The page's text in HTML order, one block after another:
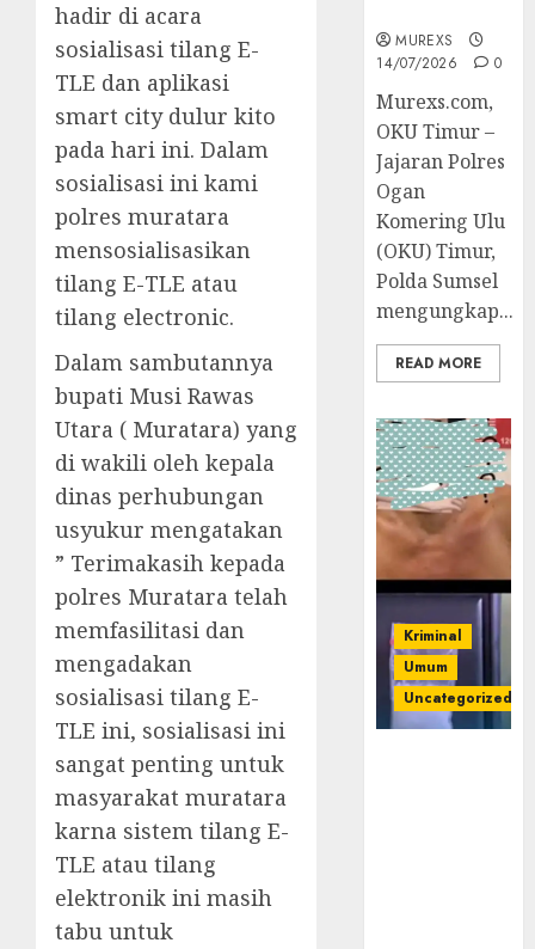
hadir di acara
sosialisasi tilang E-
TLE dan aplikasi
smart city dulur kito
pada hari ini. Dalam
sosialisasi ini kami
polres muratara
mensosialisasikan
tilang E-TLE atau
tilang electronic.
Dalam sambutannya
bupati Musi Rawas
Utara ( Muratara) yang
di wakili oleh kepala
dinas perhubungan
usyukur mengatakan
” Terimakasih kepada
polres Muratara telah
memfasilitasi dan
mengadakan
sosialisasi tilang E-
TLE ini, sosialisasi ini
sangat penting untuk
masyarakat muratara
karna sistem tilang E-
TLE atau tilang
elektronik ini masih
tabu untuk
MUREXS
14/07/2026
0
Murexs.com,
OKU Timur –
Jajaran Polres
Ogan
Komering Ulu
(OKU) Timur,
Polda Sumsel
mengungkap...
READ MORE
Kriminal
Umum
Uncategorized